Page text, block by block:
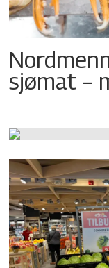
sjømat –